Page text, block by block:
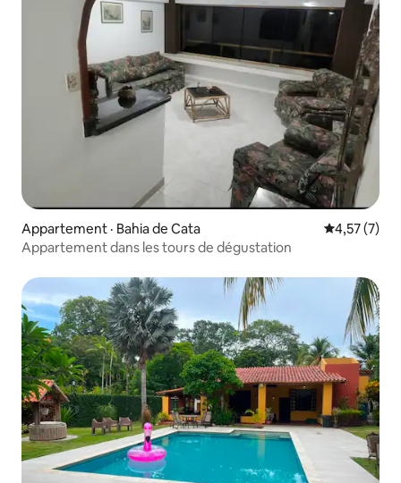
Appartement · Bahia de Cata Note
4,57 (7)
Appartement dans les tours de dégustation